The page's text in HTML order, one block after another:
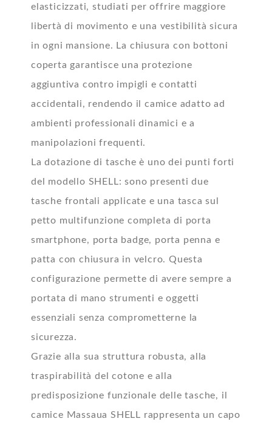
elasticizzati, studiati per offrire maggiore
libertà di movimento e una vestibilità sicura
in ogni mansione. La chiusura con bottoni
coperta garantisce una protezione
aggiuntiva contro impigli e contatti
accidentali, rendendo il camice adatto ad
ambienti professionali dinamici e a
manipolazioni frequenti.
La dotazione di tasche è uno dei punti forti
del modello SHELL: sono presenti due
tasche frontali applicate e una tasca sul
petto multifunzione completa di porta
smartphone, porta badge, porta penna e
patta con chiusura in velcro. Questa
configurazione permette di avere sempre a
portata di mano strumenti e oggetti
essenziali senza comprometterne la
sicurezza.
Grazie alla sua struttura robusta, alla
traspirabilità del cotone e alla
predisposizione funzionale delle tasche, il
camice Massaua SHELL rappresenta un capo